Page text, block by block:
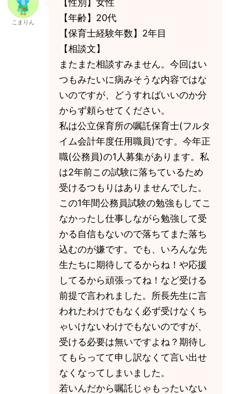
こまりん
【性別】女性
【年齢】20代
【保育士経験年数】2年目
【相談文】
またまた相談すみません。今回はい
つもみたいに病みそうな内容ではな
いのですが、どうすればいいのか分
からず頼らせてください。
私は公立保育所の嘱託保育士(フルタ
イム会計年度任用職員)です。今年正
職(公務員)の1人募集があります。私
は2年前この試験に落ちているため
受けるつもりはありませんでした。
この1年間公務員試験の勉強もしてこ
なかったし仕事しながら勉強して受
かる自信もないので落ちてまた落ち
込むのが嫌です。でも、いろんな先
生たちに期待してるからね！や応援
してるから頑張ってね！など受ける
前提で言われました。所長先生に言
われたわけでもなく必ず受けなくち
ゃいけないわけでもないのですが、
受ける必要は無いですよね？期待し
てもらってて申し訳なくて言い出せ
なくなってしまいました。
若いんだから嘱託じゃもったいない